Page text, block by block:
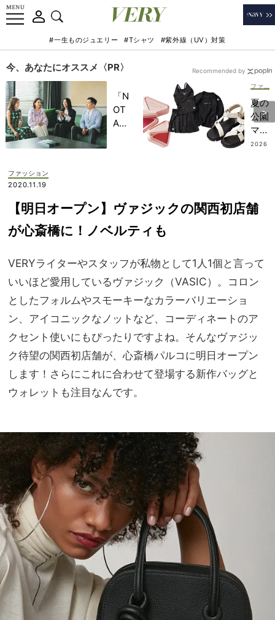
#一生ものジュエリー #Tシャツ #紫外線（UV）対策
今、あなたにオススメ〈PR〉
「N
OT
A
記憶
に一
生残
【極
上の
家族
旅】
夏の
公園
ママ
を応
分も
新ア
イテ
ト】
8選
2026
Recommended by
ファッション
2020.11.19
【明日オープン】ヴァジックの関西初店舗
が心斎橋に！ノベルティも
VERYライターやスタッフが私物として1人1個と言って
いいほど愛用しているヴァジック（VASIC）。コロン
としたフォルムやスモーキーなカラーバリエーショ
ン、アイコニックなノットなど、コーディネートのア
クセント使いにもぴったりですよね。そんなヴァジッ
ク待望の関西初店舗が、心斎橋パルコに明日オープン
します！さらにこれに合わせて登場する新作バッグと
ウォレットも注目なんです。